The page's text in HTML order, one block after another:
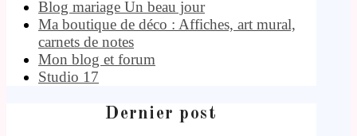
Blog mariage Un beau jour
Ma boutique de déco : Affiches, art mural,
carnets de notes
Mon blog et forum
Studio 17
Dernier post